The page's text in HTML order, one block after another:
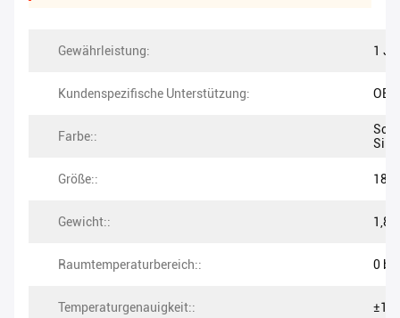
Gewährleistung: 1
Kundenspezifische Unterstützung:
Farbe::
Größe::
Gewicht:: 1,8
Raumtemperaturbereich:: 0
Temperaturgenauigkeit::